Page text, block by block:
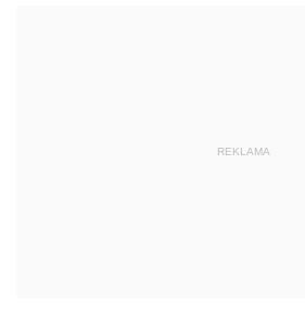
REKLAMA